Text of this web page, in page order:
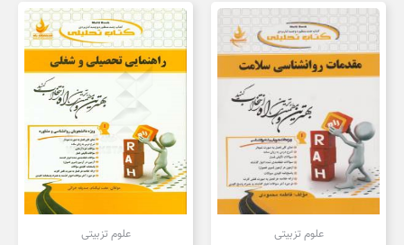
علوم تزبیتی علوم تزبیتی